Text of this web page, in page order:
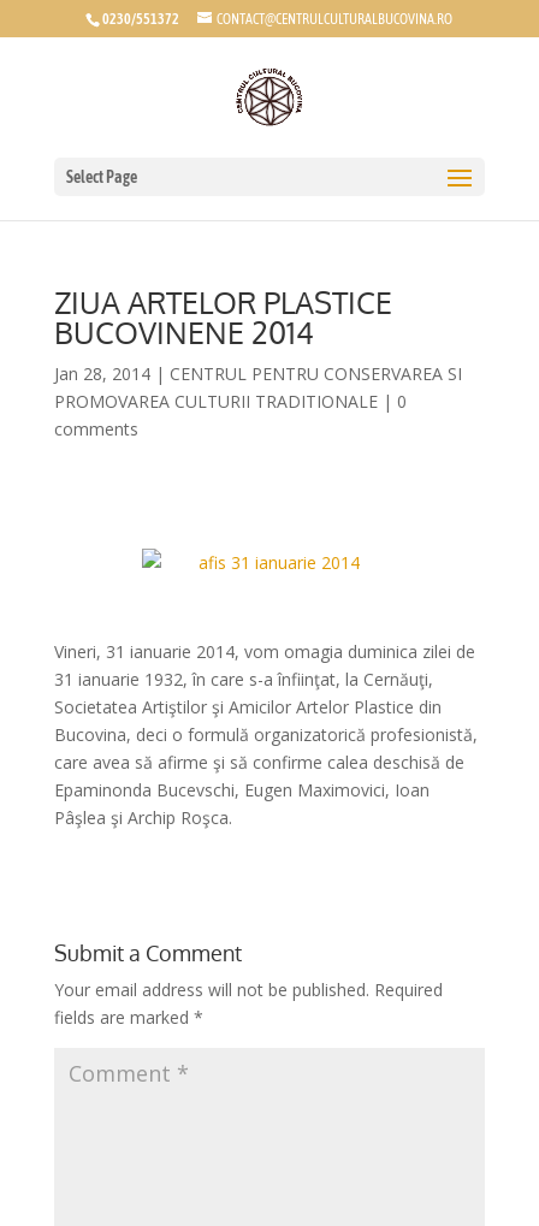
0230/551372 CONTACT@CENTRULCULTURALBUCOVINA.RO
Select Page
ZIUA ARTELOR PLASTICE
BUCOVINENE 2014
Jan 28, 2014| CENTRUL PENTRU CONSERVAREA SI
PROMOVAREA CULTURII TRADITIONALE| 0
comments
Vineri, 31 ianuarie 2014, vom omagia duminica zilei de
31 ianuarie 1932, în care s-a înfiinţat, la Cernăuţi,
Societatea Artiştilor şi Amicilor Artelor Plastice din
Bucovina, deci o formulă organizatorică profesionistă,
care avea să afirme şi să confirme calea deschisă de
Epaminonda Bucevschi, Eugen Maximovici, Ioan
Pâşlea şi Archip Roşca.
Submit a Comment
Your email address will not be published. Required
fields are marked *